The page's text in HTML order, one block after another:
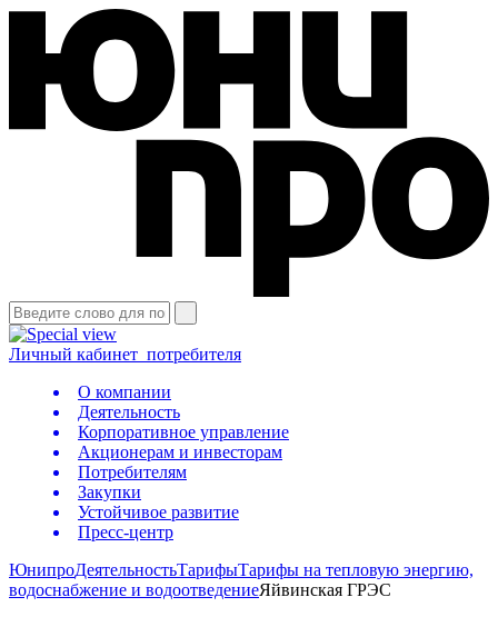
Личный кабинет потребителя
О компании
Деятельность
Корпоративное управление
Акционерам и инвесторам
Потребителям
Закупки
Устойчивое развитие
Пресс-центр
ЮнипроДеятельностьТарифыТарифы на тепловую энергию,
водоснабжение и водоотведениеЯйвинская ГРЭС